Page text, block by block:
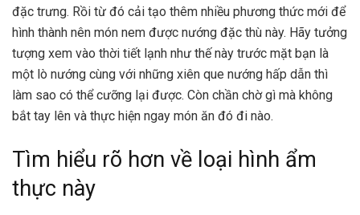
đặc trưng. Rồi từ đó cải tạo thêm nhiều phương thức mới để
hình thành nên món nem được nướng đặc thù này. Hãy tưởng
tượng xem vào thời tiết lạnh như thế này trước mặt bạn là
một lò nướng cùng với những xiên que nướng hấp dẫn thì
làm sao có thể cưỡng lại được. Còn chần chờ gì mà không
bắt tay lên và thực hiện ngay món ăn đó đi nào.
Tìm hiểu rõ hơn về loại hình ẩm
thực này